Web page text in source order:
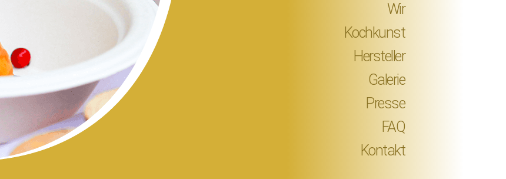
Wir
Kochkunst
Hersteller
Galerie
Presse
FAQ
Kontakt